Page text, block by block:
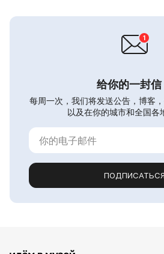
给你的一封信
每周一次，我们将发送公告，博客
以及在你的城市和全国各
ПОДПИСАТЬСЯ